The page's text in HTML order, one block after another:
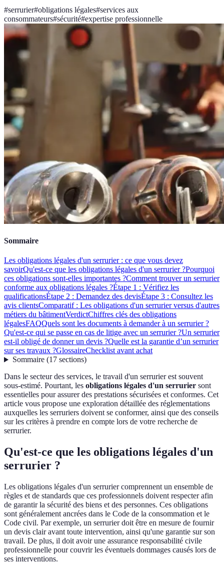
#serrurier#obligations légales#services aux
consommateurs#sécurité#expertise professionnelle
Sommaire
Les obligations légales d'un serrurier : ce que vous devez
savoirQu'est-ce que les obligations légales d'un serrurier ?Pourquoi
ces obligations sont-elles importantes ?Comment trouver un serrurier
conforme aux obligations légales ?Étape 1 : Vérifiez les
qualificationsÉtape 2 : Demandez des devisÉtape 3 : Consultez les
avis clientsComparatif : Les obligations d'un serrurier versus d'autres
métiers du bâtimentVerdictChiffres clés des obligations
légalesFAQQuels sont les documents à demander à un serrurier ?
Qu'est-ce qui se passe en cas de litige avec un serrurier ?Un serrurier
est-il obligé de donner un devis ?Quelle est la garantie d’un serrurier
sur ses travaux ?GlossaireChecklist avant achat
Sommaire(17 sections)
Dans le secteur des services, le travail d'un serrurier est souvent
sous-estimé. Pourtant, les obligations légales d'un serrurier sont
essentielles pour assurer des prestations sécurisées et conformes. Cet
article vous propose une exploration détaillée des réglementations
auxquelles les serruriers doivent se conformer, ainsi que des conseils
sur les critères à prendre en compte lors de votre recherche de
serrurier.
Qu'est-ce que les obligations légales d'un
serrurier ?
Les obligations légales d'un serrurier comprennent un ensemble de
règles et de standards que ces professionnels doivent respecter afin
de garantir la sécurité des biens et des personnes. Ces obligations
sont généralement ancrées dans le Code de la consommation et le
Code civil. Par exemple, un serrurier doit être en mesure de fournir
un devis clair avant toute intervention, ainsi qu'une garantie sur son
travail. De plus, il doit avoir une assurance responsabilité civile
professionnelle pour couvrir les éventuels dommages causés lors de
ses interventions.